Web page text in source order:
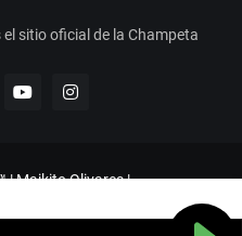
sitio oficial de la Champeta
| Maikito Olivares |